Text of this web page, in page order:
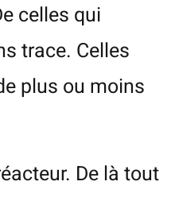
celles qui
trace. Celles
plus ou moins
De là tout